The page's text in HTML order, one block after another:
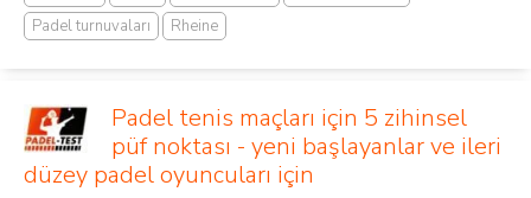
Padel turnuvaları
Rheine
Padel tenis maçları için 5 zihinsel
püf noktası - yeni başlayanlar ve ileri
düzey padel oyuncuları için